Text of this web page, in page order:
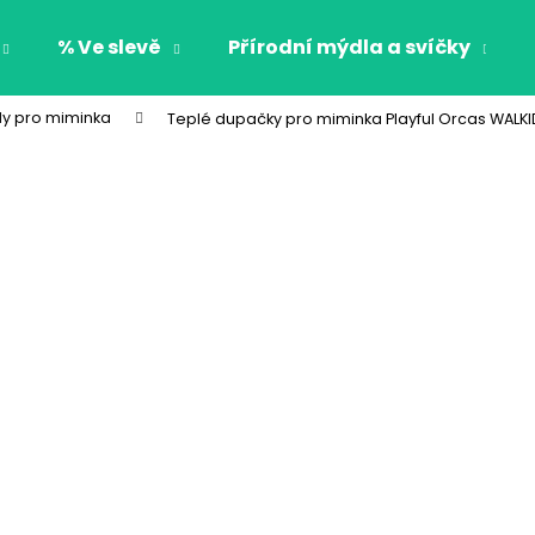
% Ve slevě Přírodní mýdla a svíčky
pro miminka Teplé dupačky pro miminka Playful Orcas
Co potřebujete najít?